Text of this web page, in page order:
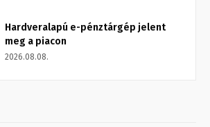
Hardveralapú e-pénztárgép jelent
meg a piacon
2026.08.08.